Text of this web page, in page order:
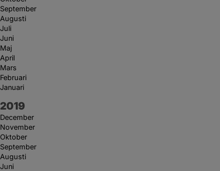
September
Augusti
Juli
Juni
Maj
April
Mars
Februari
Januari
År:
2019
December
November
Oktober
September
Augusti
Juni